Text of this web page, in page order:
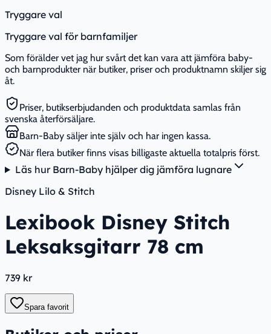
Tryggare val
Tryggare val för barnfamiljer
Som förälder vet jag hur svårt det kan vara att jämföra baby-
och barnprodukter när butiker, priser och produktnamn skiljer sig
åt.
Priser, butikserbjudanden och produktdata samlas från
svenska återförsäljare.
Barn-Baby säljer inte själv och har ingen kassa.
När flera butiker finns visas billigaste aktuella totalpris först.
Läs hur Barn-Baby hjälper dig jämföra lugnare
Disney Lilo & Stitch
Lexibook Disney Stitch
Leksaksgitarr 78 cm
739 kr
Spara favorit